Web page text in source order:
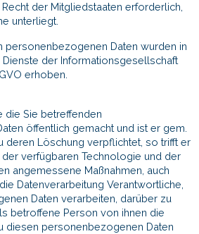
der Mitgliedstaaten erforderlich,
unterliegt.
personenbezogenen Daten wurden in
der Informationsgesellschaft
erhoben.
die Sie betreffenden
öffentlich gemacht und ist er gem.
deren Löschung verpflichtet, so trifft er
verfügbaren Technologie und der
angemessene Maßnahmen, auch
Datenverarbeitung Verantwortliche,
Daten verarbeiten, darüber zu
betroffene Person von ihnen die
diesen personenbezogenen Daten